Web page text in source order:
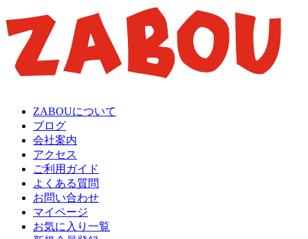
ZABOUについて
ブログ
会社案内
アクセス
ご利用ガイド
よくある質問
お問い合わせ
マイページ
お気に入り一覧